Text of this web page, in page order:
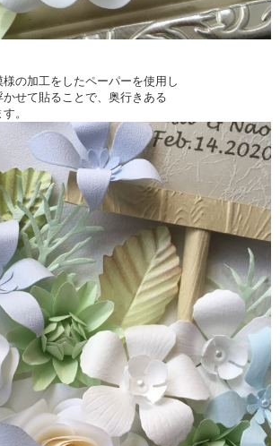
の加工をしたペーパーを使用し
せて貼ることで、奥行きある
。